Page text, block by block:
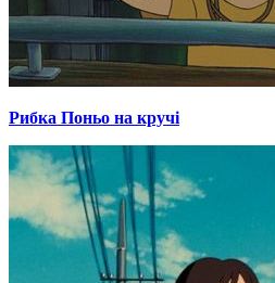
Рибка Поньо на кручі